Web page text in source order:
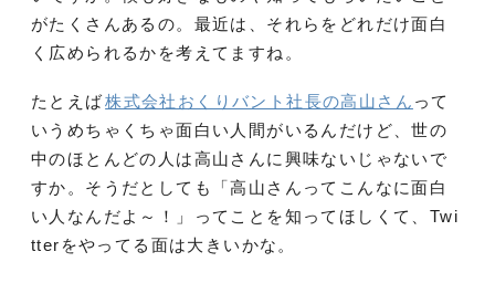
がたくさんあるの。最近は、それらをどれだけ面白
く広められるかを考えてますね。
たとえば株式会社おくりバント社長の高山さん って
いうめちゃくちゃ面白い人間がいるんだけど、世の
中のほとんどの人は高山さんに興味ないじゃないで
すか。そうだとしても「高山さんってこんなに面白
い人なんだよ～！」ってことを知ってほしくて、Twi
tterをやってる面は大きいかな。